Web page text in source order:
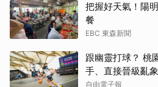
把握好天氣！陽
餐
EBC 東森新聞
跟幽靈打球？ 桃
手、直接晉級亂
自由電子報